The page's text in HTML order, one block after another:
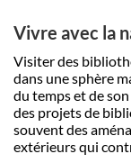
Contact
Vivre avec la
Visiter des biblioth
dans une sphère
du temps et de
des projets de
souvent des
extérieurs qui